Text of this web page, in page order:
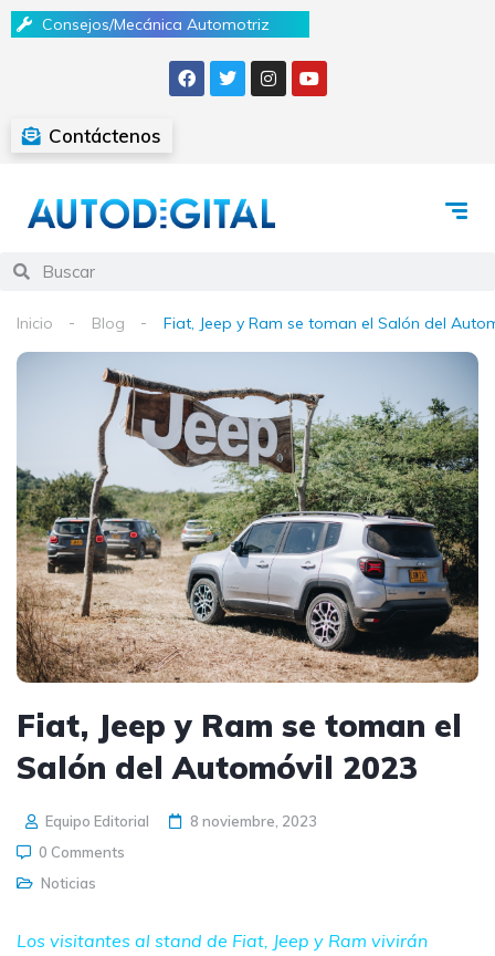
Consejos/Mecánica Automotriz
Contáctenos
Inicio Blog Fiat, Jeep y Ram se toman el Salón del
Fiat, Jeep y Ram se toman el
Salón del Automóvil 2023
Equipo Editorial
8 noviembre, 2023
0 Comments
Noticias
Los visitantes al stand de Fiat, Jeep y Ram vivirán